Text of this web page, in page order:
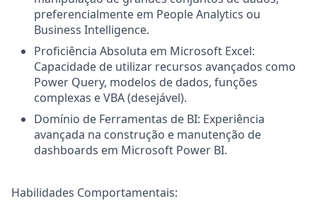
preferencialmente em People Analytics ou
Business Intelligence.
Proficiência Absoluta em Microsoft Excel:
Capacidade de utilizar recursos avançados como
Power Query, modelos de dados, funções
complexas e VBA (desejável).
Domínio de Ferramentas de BI: Experiência
avançada na construção e manutenção de
dashboards em Microsoft Power BI.
Habilidades Comportamentais: